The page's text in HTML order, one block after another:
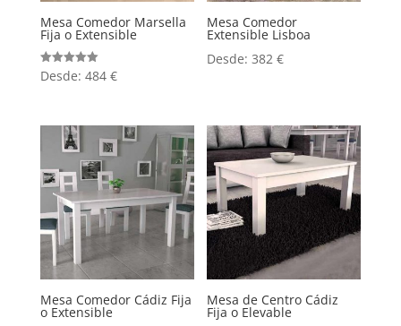
Mesa Comedor Marsella
Fija o Extensible
Valorado
con
Desde: 484 €
Mesa Comedor
Extensible Lisboa
Desde:382€
Mesa Comedor Cádiz Fija
o Extensible
Mesa de Centro Cádiz
Fija o Elevable